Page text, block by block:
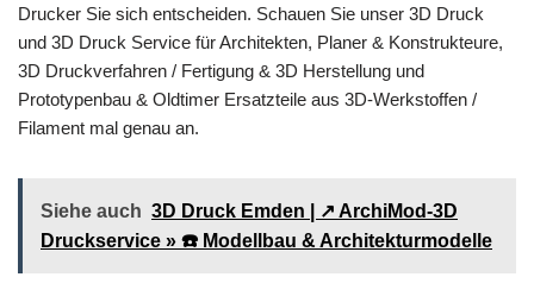
Drucker Sie sich entscheiden. Schauen Sie unser 3D Druck
und 3D Druck Service für Architekten, Planer & Konstrukteure,
3D Druckverfahren / Fertigung & 3D Herstellung und
Prototypenbau & Oldtimer Ersatzteile aus 3D-Werkstoffen /
Filament mal genau an.
Siehe auch 3D Druck Emden | ↗️ ArchiMod-3D
Druckservice » ☎️ Modellbau & Architekturmodelle